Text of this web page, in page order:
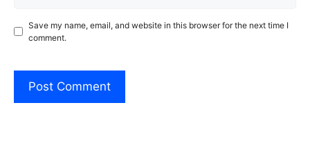
Save my name, email, and website in this browser for the next time I
comment.